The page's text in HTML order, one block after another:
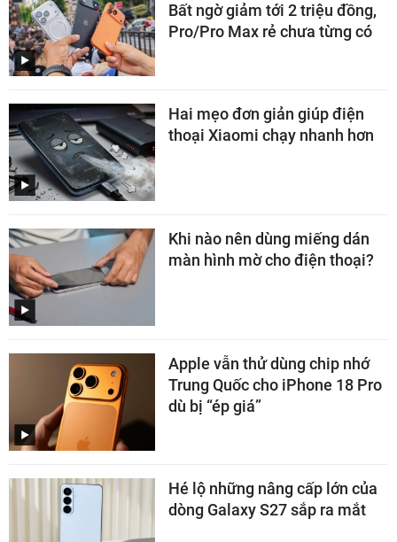
Bất ngờ giảm tới 2 triệu đồng,
Pro/Pro Max rẻ chưa từng có
Hai mẹo đơn giản giúp điện
thoại Xiaomi chạy nhanh hơn
Khi nào nên dùng miếng dán
màn hình mờ cho điện thoại?
Apple vẫn thử dùng chip nhớ
Trung Quốc cho iPhone 18 Pro
dù bị “ép giá”
Hé lộ những nâng cấp lớn của
dòng Galaxy S27 sắp ra mắt